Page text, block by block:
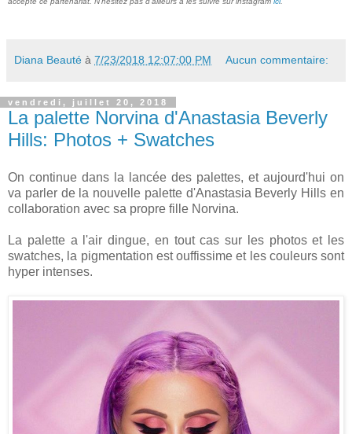
Diana Beauté à 7/23/2018 12:07:00 PM Aucun commentaire:
vendredi, juillet 20, 2018
La palette Norvina d'Anastasia Beverly
Hills: Photos + Swatches
On continue dans la lancée des palettes, et aujourd'hui on
va parler de la nouvelle palette d'Anastasia Beverly Hills en
collaboration avec sa propre fille Norvina.
La palette a l'air dingue, en tout cas sur les photos et les
swatches, la pigmentation est ouffissime et les couleurs sont
hyper intenses.